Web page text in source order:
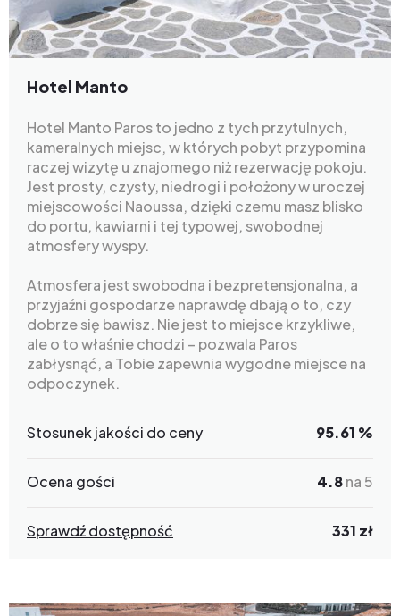
Hotel Manto
Hotel Manto Paros to jedno z tych przytulnych,
kameralnych miejsc, w których pobyt przypomina
raczej wizytę u znajomego niż rezerwację pokoju.
Jest prosty, czysty, niedrogi i położony w uroczej
miejscowości Naoussa, dzięki czemu masz blisko
do portu, kawiarni i tej typowej, swobodnej
atmosfery wyspy.
Atmosfera jest swobodna i bezpretensjonalna, a
przyjaźni gospodarze naprawdę dbają o to, czy
dobrze się bawisz. Nie jest to miejsce krzykliwe,
ale o to właśnie chodzi – pozwala Paros
zabłysnąć, a Tobie zapewnia wygodne miejsce na
odpoczynek.
Stosunek jakości do ceny 95.61 %
Ocena gości 4.8na 5
Sprawdź dostępność 331 zł